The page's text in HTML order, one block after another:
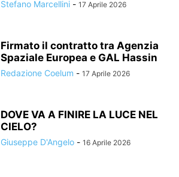
Stefano Marcellini - 17 Aprile 2026
Firmato il contratto tra Agenzia
Spaziale Europea e GAL Hassin
Redazione Coelum - 17 Aprile 2026
DOVE VA A FINIRE LA LUCE NEL
CIELO?
Giuseppe D'Angelo - 16 Aprile 2026